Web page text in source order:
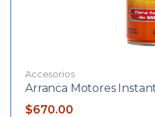
Accesorios
Arranca Motores
$670.00